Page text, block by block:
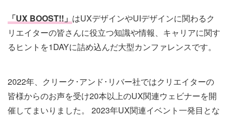
「UX BOOST!!」 はUXデザインやUIデザインに関わるク
リエイターの皆さんに役立つ知識や情報、キャリアに関す
るヒントを1DAYに詰め込んだ大型カンファレンスです。
2022年、クリーク･アンド･リバー社ではクリエイターの
皆様からのお声を受け20本以上のUX関連ウェビナーを開
催してまいりました。 2023年UX関連イベント一発目とな